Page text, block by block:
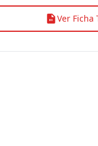
Ver Ficha